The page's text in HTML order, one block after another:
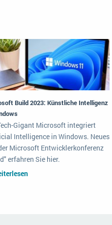
Build 2023: Künstliche Intelligenz
Gigant Microsoft integriert
Intelligence in Windows. Neues
Microsoft Entwicklerkonferenz
erfahren Sie hier.